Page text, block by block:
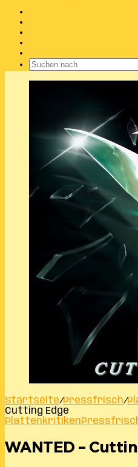
Startseite/Pressfrisch/
Cutting Edge
Plattenkritiken
WANTED –